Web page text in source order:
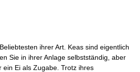
ihrer Art. Keas sind eigentlich
Sie in ihrer Anlage selbstständig, aber
Ei als Zugabe. Trotz ihres